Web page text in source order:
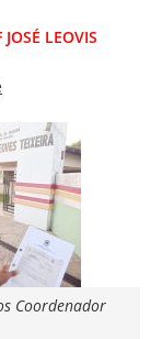
LEOVIS
Coordenador